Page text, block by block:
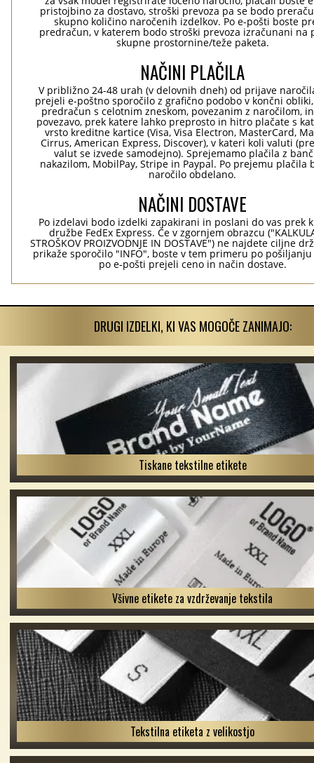
pristojbino za dostavo, stroški prevoza pa se bodo
skupno količino naročenih izdelkov. Po e-pošti boste
predračun, v katerem bodo stroški prevoza izračunani na
skupne prostornine/teže paketa.
NAČINI PLAČILA
V približno 24-48 urah (v delovnih dneh) od prijave
prejeli e-poštno sporočilo z grafično podobo v končni
predračun s celotnim zneskom, povezanim z naročilom,
povezavo, prek katere lahko preprosto in hitro plačate s
vrsto kreditne kartice (Visa, Visa Electron, MasterCard,
Cirrus, American Express, Discover), v kateri koli valuti
valut se izvede samodejno). Sprejemamo plačila z
nakazilom, MobilPay, Stripe in Paypal. Po prejemu plačila
naročilo obdelano.
NAČINI DOSTAVE
Po izdelavi bodo izdelki zapakirani in poslani do vas prek
družbe FedEx Express. Če v zgornjem obrazcu
STROŠKOV PROIZVODNJE IN DOSTAVE") ne najdete ciljne
prikaže sporočilo "INFO", boste v tem primeru po
po e-pošti prejeli ceno in način dostave.
DRUGI IZDELKI, KI VAS MOGOČE ZANIMAJO:
Tiskane tekstilne etikete
Všivne etikete za vzdrževanje tekstila
Tekstilna etiketa z velikostjo